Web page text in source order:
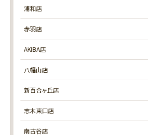
浦和店
赤羽店
AKIBA店
八幡山店
新百合ヶ丘店
志木東口店
南古谷店